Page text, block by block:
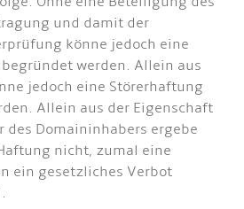
und damit der
könne jedoch eine
werden. Allein aus
jedoch eine Störerhaftung
Allein aus der Eigenschaft
des Domaininhabers ergebe
nicht, zumal eine
ein gesetzliches Verbot